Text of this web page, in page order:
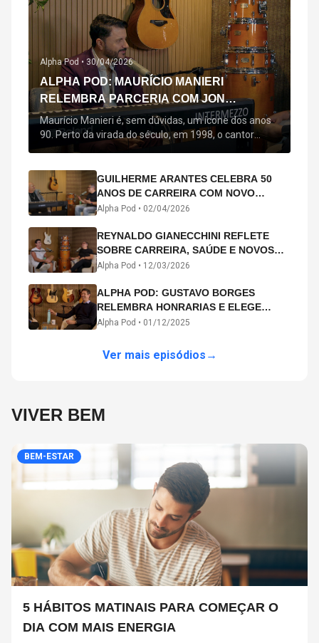
Alpha Pod • 30/04/2026
ALPHA POD: MAURÍCIO MANIERI
RELEMBRA PARCERIA COM JON
SECADA, ORIGEM DE "BEM QUERER" E
MAIS
Maurício Manieri é, sem dúvidas, um ícone dos anos
90. Perto da virada do século, em 1998, o cantor
estreou oficialmente com o seu primeiro disco, "A
acompanham até hoje, quase trinta anos mais tarde:
"Bem Querer" e "Minha Menina". Em 2026, o astro
segue com o […]
GUILHERME ARANTES CELEBRA 50
ANOS DE CARREIRA COM NOVO
ÁLBUM INTERDIMENSIONAL E TURNÊ
Alpha Pod • 02/04/2026
REYNALDO GIANECCHINI REFLETE
SOBRE CARREIRA, SAÚDE E NOVOS
CAMINHOS ARTÍSTICOS NO ALPHA
Alpha Pod • 12/03/2026
ALPHA POD: GUSTAVO BORGES
RELEMBRA HONRARIAS E ELEGE
MICHAEL PHELPS O MAIOR ATLETA DA
Alpha Pod • 01/12/2025
Ver mais episódios →
VIVER BEM
BEM-ESTAR
5 HÁBITOS MATINAIS PARA COMEÇAR O
DIA COM MAIS ENERGIA